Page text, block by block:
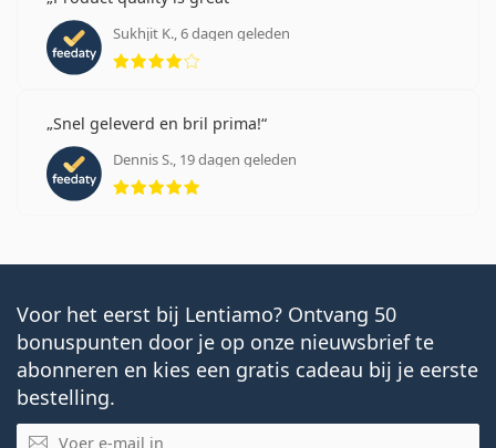
Sukhjit K., 6 dagen geleden
Beoordeling 4 van 5
Snel geleverd en bril prima!
Dennis S., 19 dagen geleden
Beoordeling 5 van 5
Voor het eerst bij Lentiamo? Ontvang 50
bonuspunten door je op onze nieuwsbrief te
abonneren en kies een gratis cadeau bij je eerste
bestelling.
E-mail